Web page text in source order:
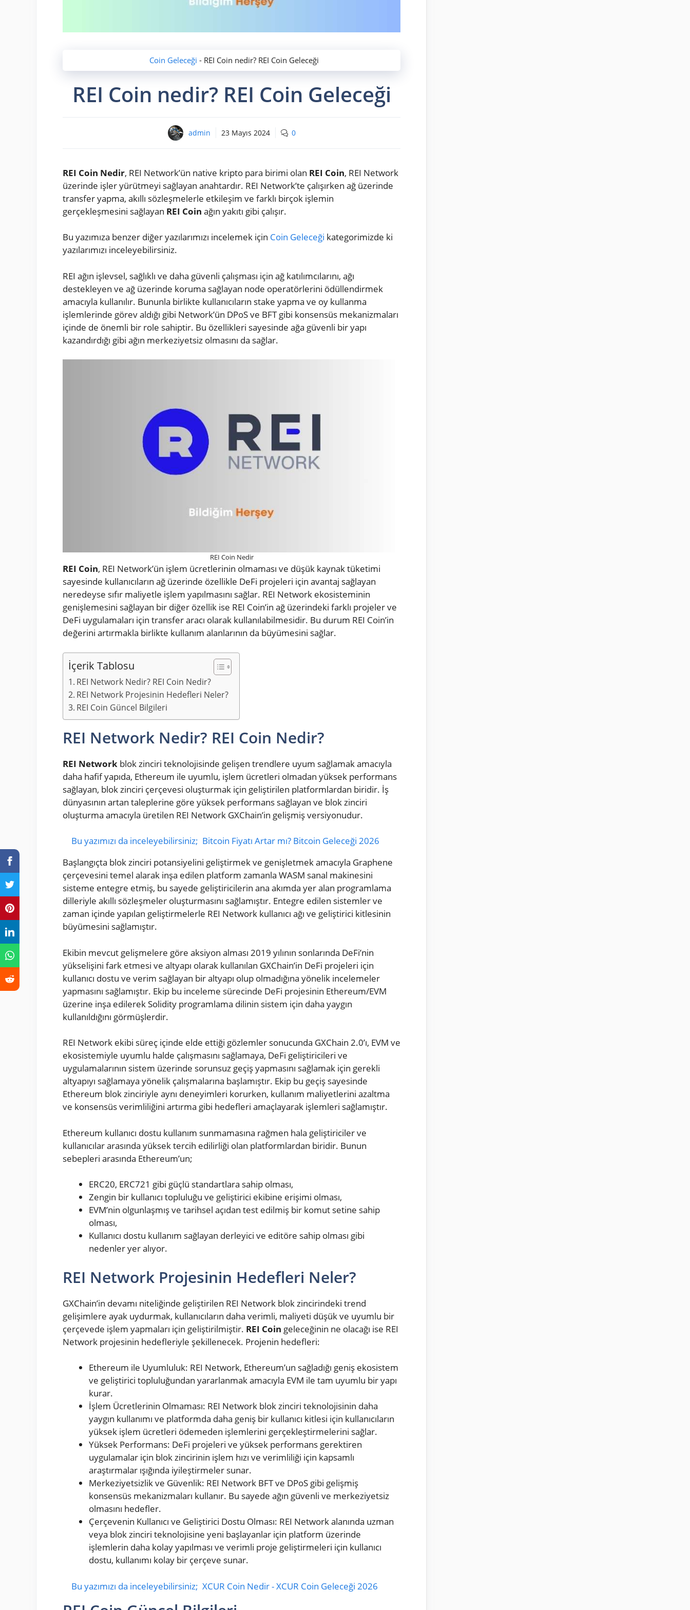
Coin Geleceği - REI Coin nedir? REI Coin Geleceği
REI Coin nedir? REI Coin Geleceği
admin 23 Mayıs 2024 0
REI Coin Nedir, REI Network’ün native kripto para birimi olan REI Coin, REI Network
üzerinde işler yürütmeyi sağlayan anahtardır. REI Network’te çalışırken ağ üzerinde
transfer yapma, akıllı sözleşmelerle etkileşim ve farklı birçok işlemin
gerçekleşmesini sağlayan REI Coin ağın yakıtı gibi çalışır.
Bu yazımıza benzer diğer yazılarımızı incelemek için Coin Geleceği kategorimizde ki
yazılarımızı inceleyebilirsiniz.
REI ağın işlevsel, sağlıklı ve daha güvenli çalışması için ağ katılımcılarını, ağı
destekleyen ve ağ üzerinde koruma sağlayan node operatörlerini ödüllendirmek
amacıyla kullanılır. Bununla birlikte kullanıcıların stake yapma ve oy kullanma
işlemlerinde görev aldığı gibi Network’ün DPoS ve BFT gibi konsensüs mekanizmaları
içinde de önemli bir role sahiptir. Bu özellikleri sayesinde ağa güvenli bir yapı
kazandırdığı gibi ağın merkeziyetsiz olmasını da sağlar.
REI Coin Nedir
REI Coin, REI Network’ün işlem ücretlerinin olmaması ve düşük kaynak tüketimi
sayesinde kullanıcıların ağ üzerinde özellikle DeFi projeleri için avantaj sağlayan
neredeyse sıfır maliyetle işlem yapılmasını sağlar. REI Network ekosisteminin
genişlemesini sağlayan bir diğer özellik ise REI Coin’in ağ üzerindeki farklı projeler ve
DeFi uygulamaları için transfer aracı olarak kullanılabilmesidir. Bu durum REI Coin’in
değerini artırmakla birlikte kullanım alanlarının da büyümesini sağlar.
İçerik Tablosu
REI Network Nedir? REI Coin Nedir?
REI Network Projesinin Hedefleri Neler?
REI Coin Güncel Bilgileri
REI Network Nedir? REI Coin Nedir?
REI Network blok zinciri teknolojisinde gelişen trendlere uyum sağlamak amacıyla
daha hafif yapıda, Ethereum ile uyumlu, işlem ücretleri olmadan yüksek performans
sağlayan, blok zinciri çerçevesi oluşturmak için geliştirilen platformlardan biridir. İş
dünyasının artan taleplerine göre yüksek performans sağlayan ve blok zinciri
oluşturma amacıyla üretilen REI Network GXChain’in gelişmiş versiyonudur.
Bu yazımızı da inceleyebilirsiniz; Bitcoin Fiyatı Artar mı? Bitcoin Geleceği 2026
Başlangıçta blok zinciri potansiyelini geliştirmek ve genişletmek amacıyla Graphene
çerçevesini temel alarak inşa edilen platform zamanla WASM sanal makinesini
sisteme entegre etmiş, bu sayede geliştiricilerin ana akımda yer alan programlama
dilleriyle akıllı sözleşmeler oluşturmasını sağlamıştır. Entegre edilen sistemler ve
zaman içinde yapılan geliştirmelerle REI Network kullanıcı ağı ve geliştirici kitlesinin
büyümesini sağlamıştır.
Ekibin mevcut gelişmelere göre aksiyon alması 2019 yılının sonlarında DeFi’nin
yükselişini fark etmesi ve altyapı olarak kullanılan GXChain’in DeFi projeleri için
kullanıcı dostu ve verim sağlayan bir altyapı olup olmadığına yönelik incelemeler
yapmasını sağlamıştır. Ekip bu inceleme sürecinde DeFi projesinin Ethereum/EVM
üzerine inşa edilerek Solidity programlama dilinin sistem için daha yaygın
kullanıldığını görmüşlerdir.
REI Network ekibi süreç içinde elde ettiği gözlemler sonucunda GXChain 2.0’ı, EVM ve
ekosistemiyle uyumlu halde çalışmasını sağlamaya, DeFi geliştiricileri ve
uygulamalarının sistem üzerinde sorunsuz geçiş yapmasını sağlamak için gerekli
altyapıyı sağlamaya yönelik çalışmalarına başlamıştır. Ekip bu geçiş sayesinde
Ethereum blok zinciriyle aynı deneyimleri korurken, kullanım maliyetlerini azaltma
ve konsensüs verimliliğini artırma gibi hedefleri amaçlayarak işlemleri sağlamıştır.
Ethereum kullanıcı dostu kullanım sunmamasına rağmen hala geliştiriciler ve
kullanıcılar arasında yüksek tercih edilirliği olan platformlardan biridir. Bunun
sebepleri arasında Ethereum’un;
ERC20, ERC721 gibi güçlü standartlara sahip olması,
Zengin bir kullanıcı topluluğu ve geliştirici ekibine erişimi olması,
EVM’nin olgunlaşmış ve tarihsel açıdan test edilmiş bir komut setine sahip
olması,
Kullanıcı dostu kullanım sağlayan derleyici ve editöre sahip olması gibi
nedenler yer alıyor.
REI Network Projesinin Hedefleri Neler?
GXChain’in devamı niteliğinde geliştirilen REI Network blok zincirindeki trend
gelişimlere ayak uydurmak, kullanıcıların daha verimli, maliyeti düşük ve uyumlu bir
çerçevede işlem yapmaları için geliştirilmiştir. REI Coin geleceğinin ne olacağı ise REI
Network projesinin hedefleriyle şekillenecek. Projenin hedefleri:
Ethereum ile Uyumluluk: REI Network, Ethereum’un sağladığı geniş ekosistem
ve geliştirici topluluğundan yararlanmak amacıyla EVM ile tam uyumlu bir yapı
kurar.
İşlem Ücretlerinin Olmaması: REI Network blok zinciri teknolojisinin daha
yaygın kullanımı ve platformda daha geniş bir kullanıcı kitlesi için kullanıcıların
yüksek işlem ücretleri ödemeden işlemlerini gerçekleştirmelerini sağlar.
Yüksek Performans: DeFi projeleri ve yüksek performans gerektiren
uygulamalar için blok zincirinin işlem hızı ve verimliliği için kapsamlı
araştırmalar ışığında iyileştirmeler sunar.
Merkeziyetsizlik ve Güvenlik: REI Network BFT ve DPoS gibi gelişmiş
konsensüs mekanizmaları kullanır. Bu sayede ağın güvenli ve merkeziyetsiz
olmasını hedefler.
Çerçevenin Kullanıcı ve Geliştirici Dostu Olması: REI Network alanında uzman
veya blok zinciri teknolojisine yeni başlayanlar için platform üzerinde
işlemlerin daha kolay yapılması ve verimli proje geliştirmeleri için kullanıcı
dostu, kullanımı kolay bir çerçeve sunar.
Bu yazımızı da inceleyebilirsiniz; XCUR Coin Nedir - XCUR Coin Geleceği 2026